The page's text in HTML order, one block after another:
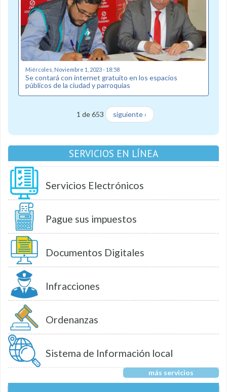
Miércoles, Noviembre 1, 2023 - 18:58
Se contará con internet gratuito en los espacios
públicos de la ciudad y parroquias
1 de 653 siguiente ›
SERVICIOS EN LÍNEA
Servicios Electrónicos
Pague sus impuestos
Documentos Digitales
Infracciones
Ordenanzas
Sistema de Información local
más servicios